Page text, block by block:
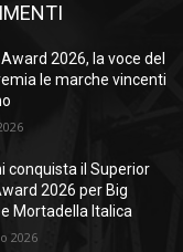
2026, la voce del
le marche vincenti
conquista il Superior
2026 per Big
Mortadella Italica
2026